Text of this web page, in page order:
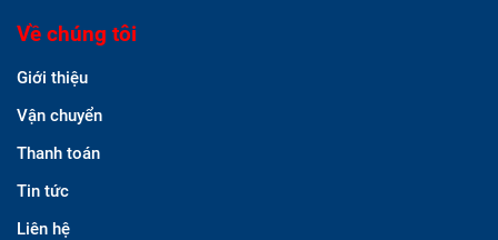
Về chúng tôi
Giới thiệu
Vận chuyển
Thanh toán
Tin tức
Liên hệ